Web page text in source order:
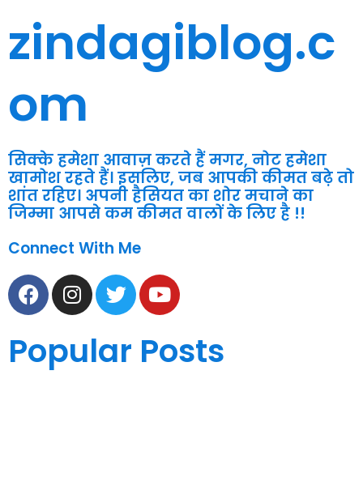
zindagiblog.c
om
सिक्के हमेशा आवाज़ करते हैं मगर, नोट हमेशा
खामोश रहते हैं। इसलिए, जब आपकी कीमत बढ़े तो
शांत रहिए। अपनी हैसियत का शोर मचाने का
जिम्मा आपसे कम कीमत वालों के लिए है !!
Connect With Me
F
a
e
b
I
n
t
a
T
w
t
t
Y
o
t
u
Popular Posts